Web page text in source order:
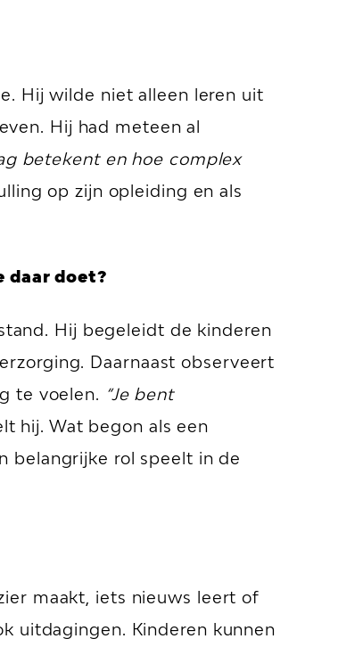
Hij wilde niet alleen leren uit
Hij had meteen al
betekent en hoe complex
op zijn opleiding en als
daar doet?
Hij begeleidt de kinderen
Daarnaast observeert
te voelen. “Je bent
hij. Wat begon als een
belangrijke rol speelt in de
maakt, iets nieuws leert of
uitdagingen. Kinderen kunnen